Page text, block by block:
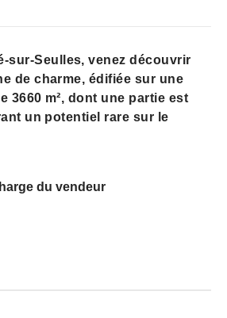
de charme, édifiée sur une
3660 m², dont une partie est
un potentiel rare sur le
chambre, un salon
à manger conviviale et une
ainsi que deux cheminées
authenticité.
du vendeur